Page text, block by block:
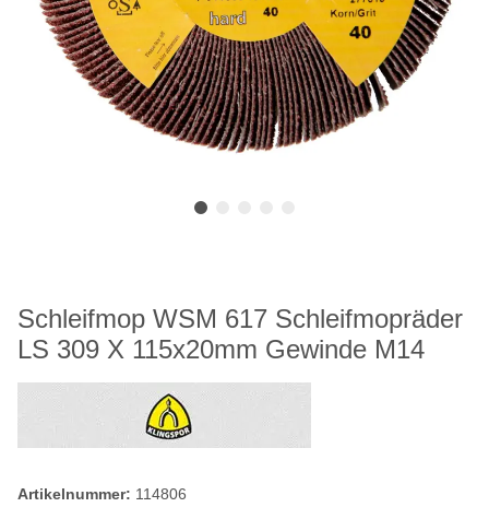
Schleifmop WSM 617 Schleifmopräder
LS 309 X 115x20mm Gewinde M14
Artikelnummer: 114806